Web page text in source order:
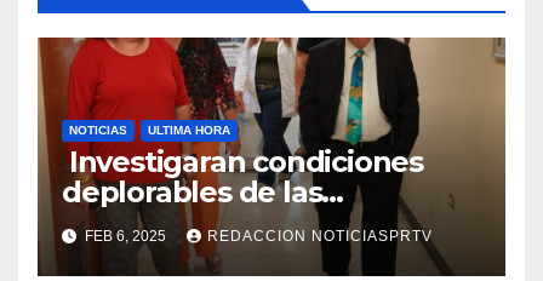
NOTICIAS ULTIMA HORA
Investigaran condiciones
deplorables de las
facilidades el Departamento
de la Salud en Mayagüez
FEB 6, 2025 REDACCION NOTICIASPRTV